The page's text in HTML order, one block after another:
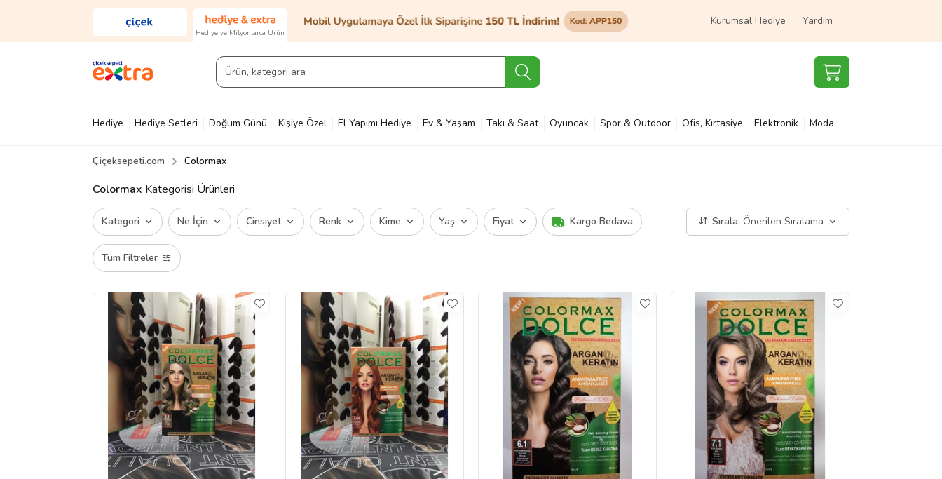
Hediye ve Milyonlarca Ürün
Kurumsal Hediye Yardım
Hediye Hediye Setleri Doğum Günü Kişiye Özel El Yapımı Hediye Ev & Yaşam Takı & Saat Oyuncak Spor & Outdoor Ofis, Kırtasiye Elektronik Moda
Diğer Ayakkabı & Çanta Parfüm
Çiçeksepeti.com Colormax
Colormax Kategorisi Ürünleri
Kategori Ne İçin Cinsiyet Renk Kime Yaş Fiyat Kargo Bedava
Tüm Filtreler
Sırala: Önerilen Sıralama